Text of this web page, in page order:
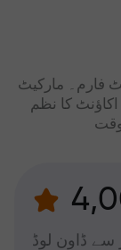
فارم۔ مارکیٹ
کا نظم
سے ڈاون لوڈ